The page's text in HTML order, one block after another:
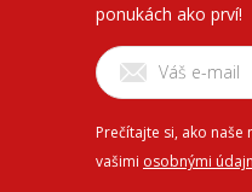
ponukách ako prví!
Prečítajte si, ako
vašimi osobnými